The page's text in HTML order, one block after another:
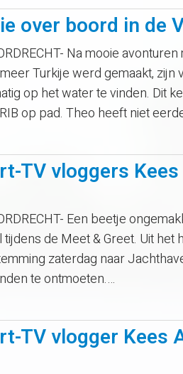
over boord in de
Na mooie
Turkije werd gemaakt,
op het water te vinden. Dit
op pad. Theo heeft niet
TV vloggers
Een beetje
de Meet & Greet. Uit
zaterdag naar
te ontmoeten.…
TV vlogger Kees